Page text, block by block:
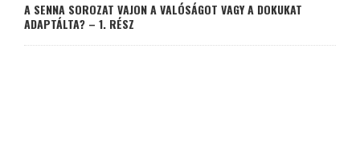
A SENNA SOROZAT VAJON A VALÓSÁGOT VAGY A DOKUKAT
ADAPTÁLTA? – 1. RÉSZ